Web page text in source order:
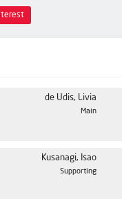
de Udis, Livia
Main
Kusanagi, Isao
Supporting